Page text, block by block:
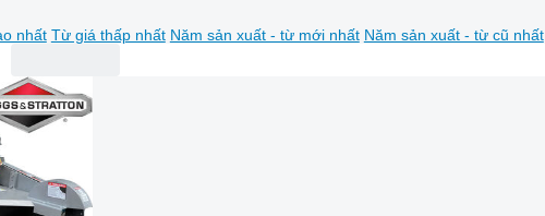
nhất Từ giá thấp nhất Năm sản xuất - từ mới nhất Năm sản xuất - từ cũ nhất